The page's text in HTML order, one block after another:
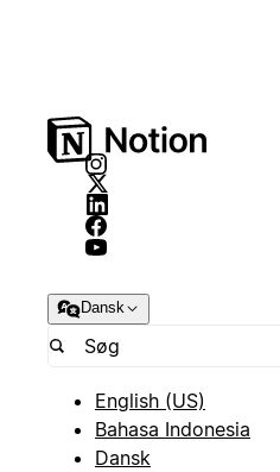
Dansk
English (US)
Bahasa Indonesia
Dansk